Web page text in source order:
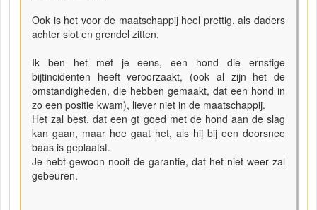
Ook is het voor de maatschappij heel prettig, als daders
achter slot en grendel zitten.
Ik ben het met je eens, een hond die ernstige
bijtincidenten heeft veroorzaakt, (ook al zijn het de
omstandigheden, die hebben gemaakt, dat een hond in
zo een positie kwam), liever niet in de maatschappij.
Het zal best, dat een gt goed met de hond aan de slag
kan gaan, maar hoe gaat het, als hij bij een doorsnee
baas is geplaatst.
Je hebt gewoon nooit de garantie, dat het niet weer zal
gebeuren.